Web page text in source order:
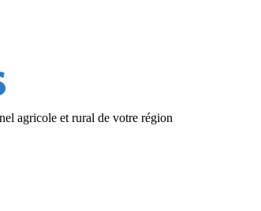
agricole et rural de votre région